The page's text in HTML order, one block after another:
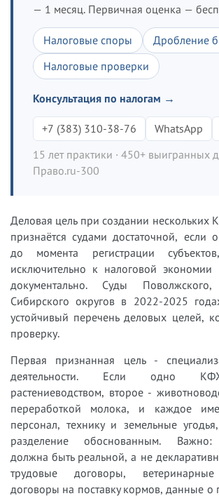
— 1 месяц. Первичная оценка —
Налоговые споры
Дробление
Налоговые проверки
Консультация по налогам →
+7 (383) 310-38-76 WhatsApp
15 лет практики · 450+ выигранных
Право.ru-300
Деловая цель при создании нескольких
признаётся судами достаточной, если
до момента регистрации
исключительно к налоговой экономии
документально. Суды
Сибирского округов в 2022-2025
устойчивый перечень деловых целей,
проверку.
Первая признанная цель -
деятельности. Если одно
растениеводством, второе -
переработкой молока, и каждое
персонал, технику и земельные
разделение обоснованным. Важно:
должна быть реальной, а не
трудовые договоры, ветеринарные
договоры на поставку кормов, данные о